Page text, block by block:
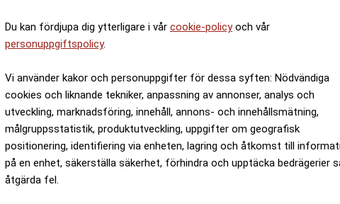
Du kan fördjupa dig ytterligare i vår cookie-policyoch vår
personuppgiftspolicy.
Vi använder kakor och personuppgifter för dessa syften: Nödvändiga
cookies och liknande tekniker, anpassning av annonser, analys och
utveckling, marknadsföring, innehåll, annons- och innehållsmätning,
målgruppsstatistik, produktutveckling, uppgifter om geografisk
positionering, identifiering via enheten, lagring och åtkomst till
på en enhet, säkerställa säkerhet, förhindra och upptäcka bedrägerier
åtgärda fel.